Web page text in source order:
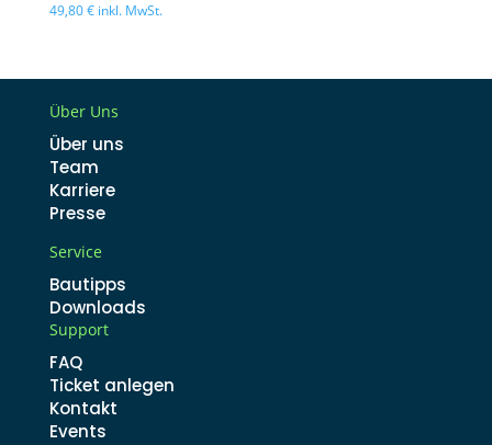
49,80€ inkl. MwSt.
Über Uns
Über uns
Team
Karriere
Presse
Service
Bautipps
Downloads
Support
FAQ
Ticket anlegen
Kontakt
Events